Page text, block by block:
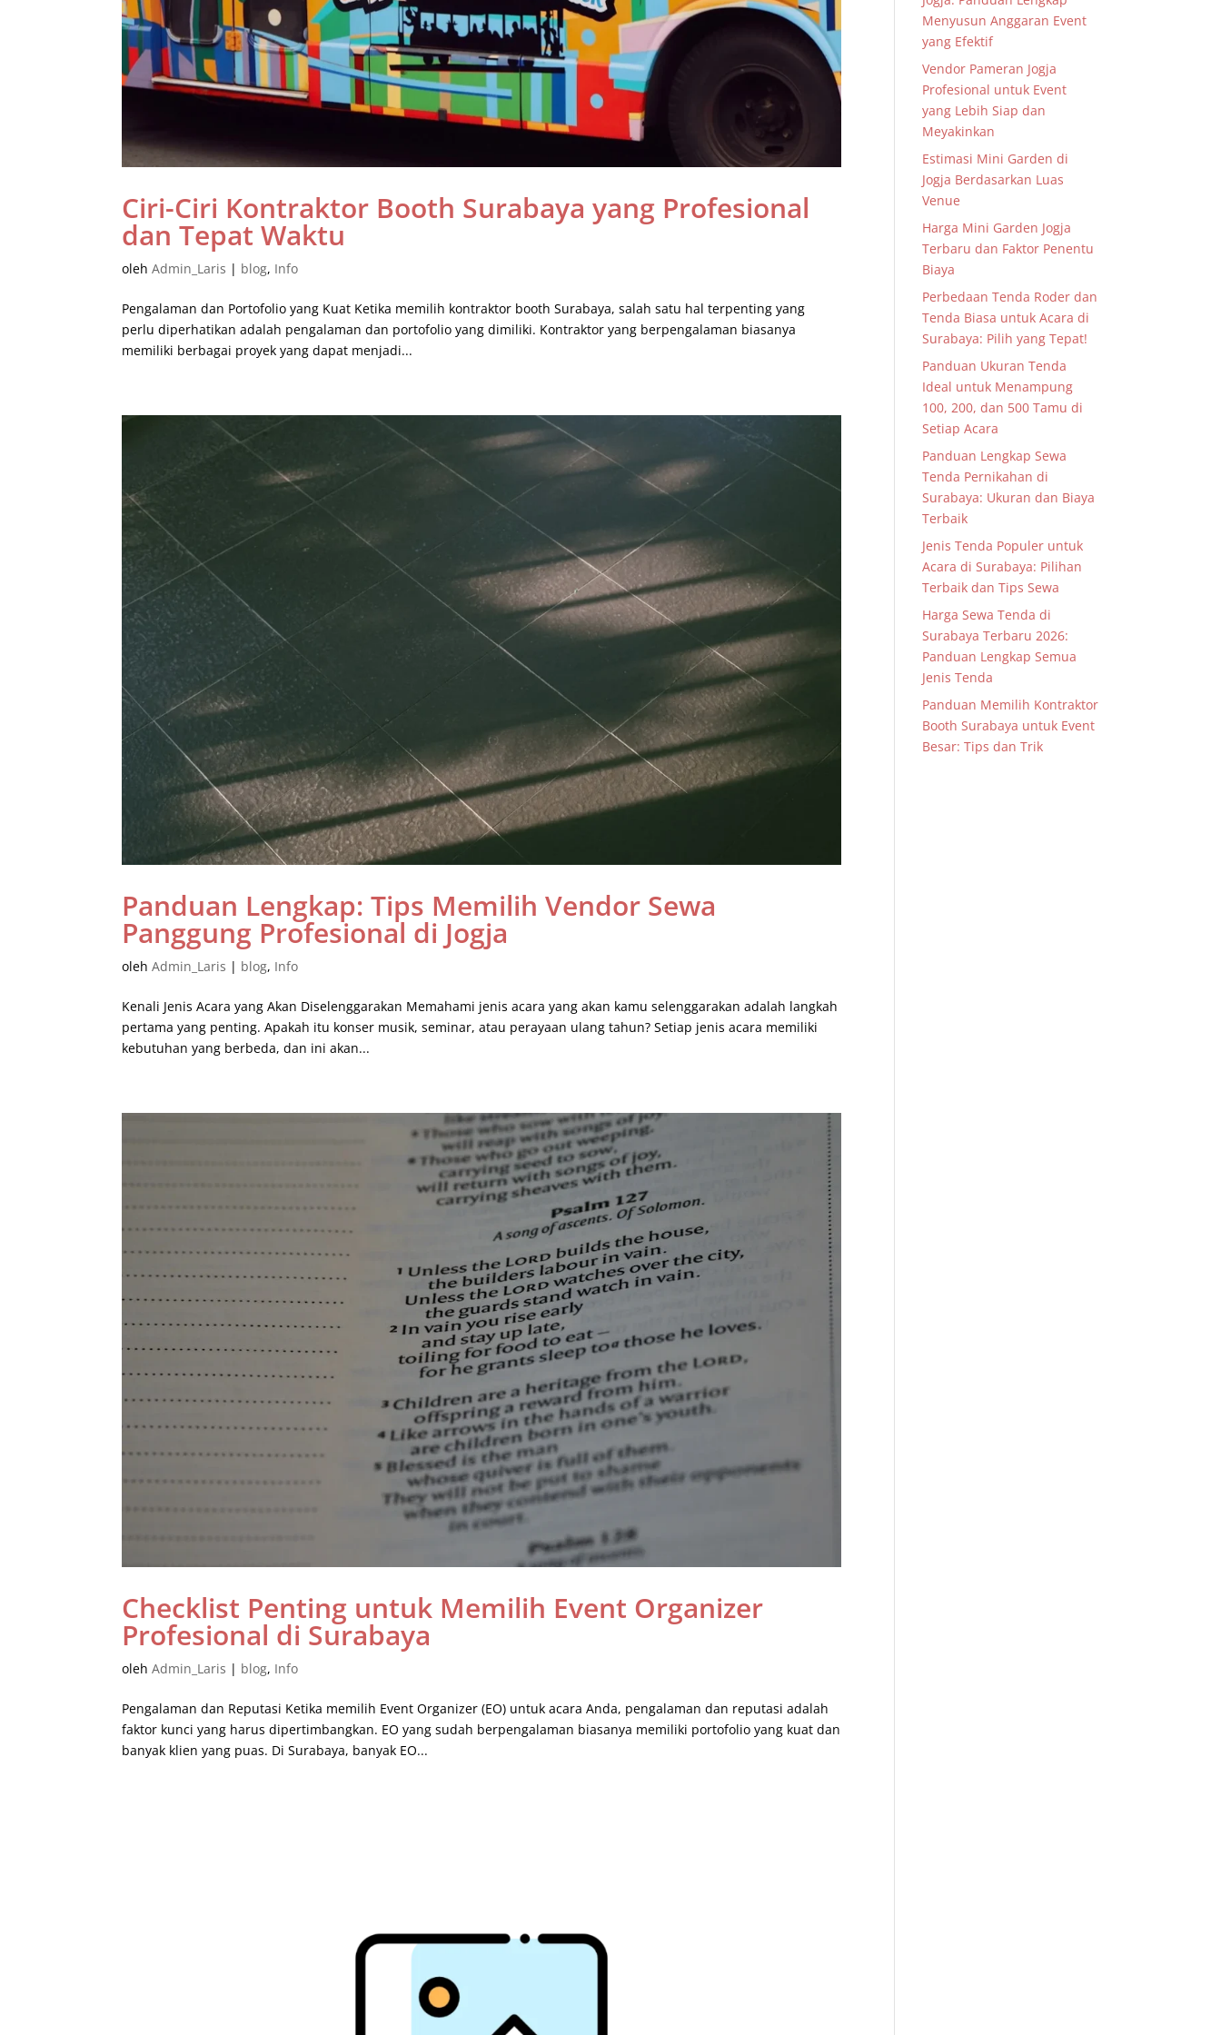
Ciri-Ciri Kontraktor Booth Surabaya yang Profesional
dan Tepat Waktu
olehAdmin_Laris | blog, Info
Pengalaman dan Portofolio yang Kuat Ketika memilih kontraktor booth Surabaya, salah satu hal terpenting yang
perlu diperhatikan adalah pengalaman dan portofolio yang dimiliki. Kontraktor yang berpengalaman biasanya
memiliki berbagai proyek yang dapat menjadi...
Panduan Lengkap: Tips Memilih Vendor Sewa
Panggung Profesional di Jogja
olehAdmin_Laris | blog, Info
Kenali Jenis Acara yang Akan Diselenggarakan Memahami jenis acara yang akan kamu selenggarakan adalah langkah
pertama yang penting. Apakah itu konser musik, seminar, atau perayaan ulang tahun? Setiap jenis acara memiliki
kebutuhan yang berbeda, dan ini akan...
Checklist Penting untuk Memilih Event Organizer
Profesional di Surabaya
olehAdmin_Laris | blog, Info
Pengalaman dan Reputasi Ketika memilih Event Organizer (EO) untuk acara Anda, pengalaman dan reputasi adalah
faktor kunci yang harus dipertimbangkan. EO yang sudah berpengalaman biasanya memiliki portofolio yang kuat dan
banyak klien yang puas. Di Surabaya, banyak EO...
Menyusun Anggaran Event
yang Efektif
Vendor Pameran Jogja
Profesional untuk Event
yang Lebih Siap dan
Meyakinkan
Estimasi Mini Garden di
Jogja Berdasarkan Luas
Venue
Harga Mini Garden Jogja
Terbaru dan Faktor Penentu
Biaya
Perbedaan Tenda Roder dan
Tenda Biasa untuk Acara di
Surabaya: Pilih yang Tepat!
Panduan Ukuran Tenda
Ideal untuk Menampung
100, 200, dan 500 Tamu di
Setiap Acara
Panduan Lengkap Sewa
Tenda Pernikahan di
Surabaya: Ukuran dan Biaya
Terbaik
Jenis Tenda Populer untuk
Acara di Surabaya: Pilihan
Terbaik dan Tips Sewa
Harga Sewa Tenda di
Surabaya Terbaru 2026:
Panduan Lengkap Semua
Jenis Tenda
Panduan Memilih Kontraktor
Booth Surabaya untuk Event
Besar: Tips dan Trik